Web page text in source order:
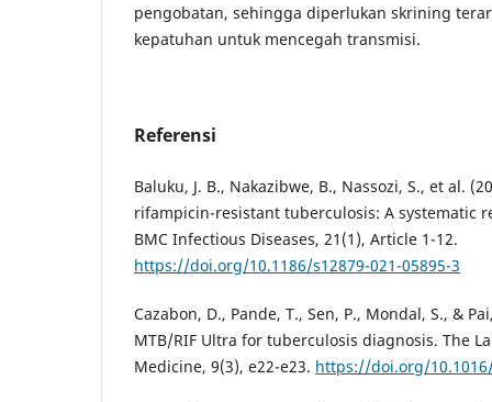
pengobatan, sehingga diperlukan skrining
kepatuhan untuk mencegah transmisi.
Referensi
Baluku, J. B., Nakazibwe, B., Nassozi, S., et al.
rifampicin-resistant tuberculosis: A systematic
BMC Infectious Diseases, 21(1), Article 1-12.
https://doi.org/10.1186/s12879-021-05895-3
Cazabon, D., Pande, T., Sen, P., Mondal, S., &
MTB/RIF Ultra for tuberculosis diagnosis. The
Medicine, 9(3), e22-e23. https://doi.org/